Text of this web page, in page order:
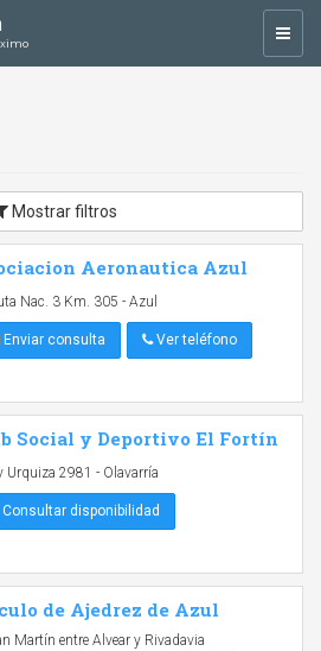
Mostrar filtros
Aeronautica Azul
Nac. 3 Km. 305 - Azul
Enviar consulta Ver teléfono
Social y Deportivo El Fortín
Urquiza 2981 - Olavarría
Consultar disponibilidad
de Ajedrez de Azul
Martín entre Alvear y Rivadavia